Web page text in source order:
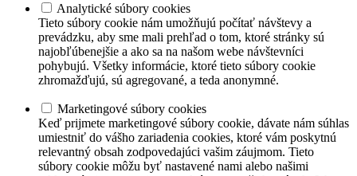
Analytické súbory cookies
Tieto súbory cookie nám umožňujú počítať návštevy a
prevádzku, aby sme mali prehľad o tom, ktoré stránky sú
najobľúbenejšie a ako sa na našom webe návštevníci
pohybujú. Všetky informácie, ktoré tieto súbory cookie
zhromažďujú, sú agregované, a teda anonymné.
Marketingové súbory cookies
Keď prijmete marketingové súbory cookie, dávate nám súhlas
umiestniť do vášho zariadenia cookies, ktoré vám poskytnú
relevantný obsah zodpovedajúci vašim záujmom. Tieto
súbory cookie môžu byť nastavené nami alebo našimi